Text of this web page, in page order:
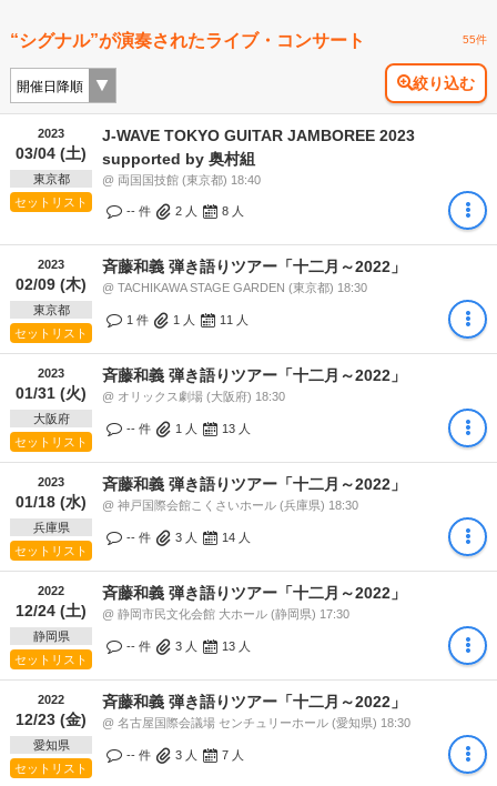
“シグナル”が演奏されたライブ・コンサート 55件
絞り込む
2023
03/04 (土)
東京都
セットリスト
J-WAVE TOKYO GUITAR JAMBOREE 2023
supported by 奥村組
@ 両国国技館 (東京都) 18:40
-- 件 2 人 8 人
2023
02/09 (木)
東京都
セットリスト
斉藤和義 弾き語りツアー「十二月～2022」
@ TACHIKAWA STAGE GARDEN (東京都) 18:30
1 件 1 人 11 人
2023
01/31 (火)
大阪府
セットリスト
斉藤和義 弾き語りツアー「十二月～2022」
@ オリックス劇場 (大阪府) 18:30
-- 件 1 人 13 人
2023
01/18 (水)
兵庫県
セットリスト
斉藤和義 弾き語りツアー「十二月～2022」
@ 神戸国際会館こくさいホール (兵庫県) 18:30
-- 件 3 人 14 人
2022
12/24 (土)
静岡県
セットリスト
斉藤和義 弾き語りツアー「十二月～2022」
@ 静岡市民文化会館 大ホール (静岡県) 17:30
-- 件 3 人 13 人
2022
12/23 (金)
愛知県
セットリスト
斉藤和義 弾き語りツアー「十二月～2022」
@ 名古屋国際会議場 センチュリーホール (愛知県) 18:30
-- 件 3 人 7 人